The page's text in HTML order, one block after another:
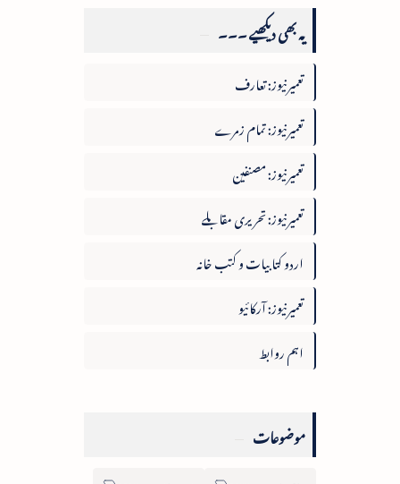
یہ بھی دیکھیے ۔۔۔
تعمیرنیوز: تعارف
تعمیرنیوز: تمام زمرے
تعمیرنیوز: مصنفین
تعمیرنیوز: تحریری مقابلے
اردو کتابیات و کتب خانہ
تعمیرنیوز: آرکائیو
اہم روابط
موضوعات